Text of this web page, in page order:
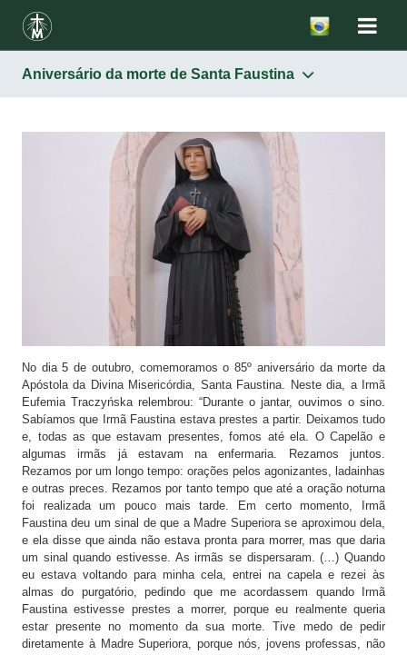
Aniversário da morte de Santa Faustina
No dia 5 de outubro, comemoramos o 85º aniversário da morte da
Apóstola da Divina Misericórdia, Santa Faustina. Neste dia, a Irmã
Eufemia Traczyńska relembrou: “Durante o jantar, ouvimos o sino.
Sabíamos que Irmã Faustina estava prestes a partir. Deixamos tudo
e, todas as que estavam presentes, fomos até ela. O Capelão e
algumas irmãs já estavam na enfermaria. Rezamos juntos.
Rezamos por um longo tempo: orações pelos agonizantes, ladainhas
e outras preces. Rezamos por tanto tempo que até a oração noturna
foi realizada um pouco mais tarde. Em certo momento, Irmã
Faustina deu um sinal de que a Madre Superiora se aproximou dela,
e ela disse que ainda não estava pronta para morrer, mas que daria
um sinal quando estivesse. As irmãs se dispersaram. (…) Quando
eu estava voltando para minha cela, entrei na capela e rezei às
almas do purgatório, pedindo que me acordassem quando Irmã
Faustina estivesse prestes a morrer, porque eu realmente queria
estar presente no momento da sua morte. Tive medo de pedir
diretamente à Madre Superiora, porque nós, jovens professas, não